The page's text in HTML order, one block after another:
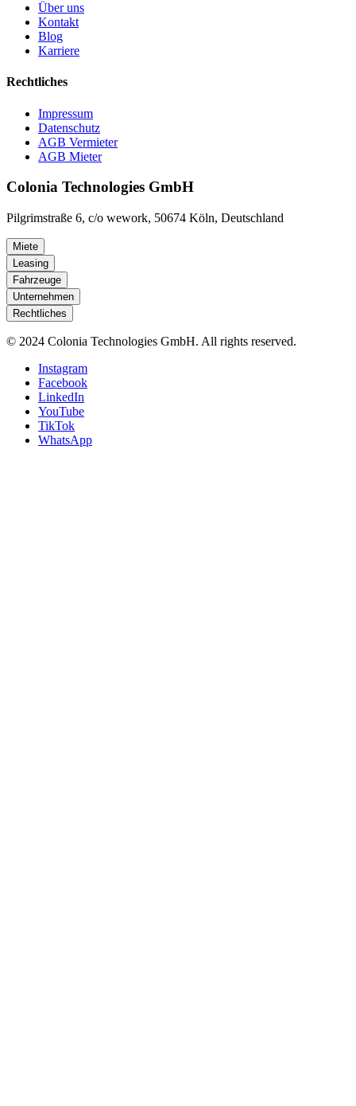
Über uns
Kontakt
Blog
Karriere
Rechtliches
Impressum
Datenschutz
AGB Vermieter
AGB Mieter
Colonia Technologies GmbH
Pilgrimstraße 6, c/o wework, 50674 Köln, Deutschland
Miete
Leasing
Fahrzeuge
Unternehmen
Rechtliches
© 2024 Colonia Technologies GmbH. All rights reserved.
Instagram
Facebook
LinkedIn
YouTube
TikTok
WhatsApp